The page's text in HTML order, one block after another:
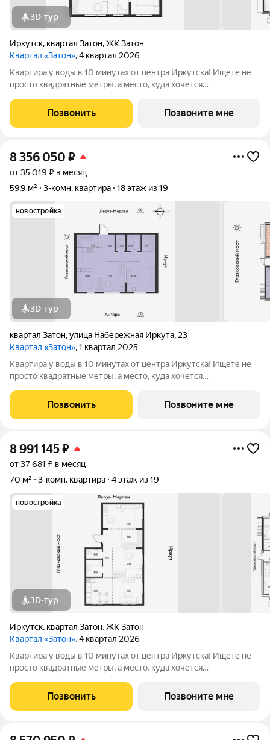
3D-тур
Иркутск, квартал Затон,ЖК Затон
Квартал «Затон», 4 квартал 2026
Квартира у воды в 10 минутах от центра Иркутска! Ищете не
просто квадратные метры, а место, куда хочется
уникальный жилой комплекс на первой береговой линии,
расположенный на живописном полуострове в
Позвонить Позвоните мне
8 356 050 ₽
от 35 019 ₽ в месяц
59,9 м²
3-комн. квартира 18 этаж из 19
новостройка
3D-тур
квартал Затон,улица Набережная Иркута, 23
Квартал «Затон», 1 квартал 2025
Квартира у воды в 10 минутах от центра Иркутска! Ищете не
просто квадратные метры, а место, куда хочется
уникальный жилой комплекс на первой береговой линии,
расположенный на живописном полуострове в
Позвонить Позвоните мне
8 991 145₽
от 37 681 ₽ в месяц
70 м²
3-комн. квартира 4 этаж из 19
новостройка
3D-тур
Иркутск, квартал Затон,ЖК Затон
Квартал «Затон», 4 квартал 2026
Квартира у воды в 10 минутах от центра Иркутска! Ищете не
просто квадратные метры, а место, куда хочется
уникальный жилой комплекс на первой береговой линии,
расположенный на живописном полуострове в
Позвонить Позвоните мне